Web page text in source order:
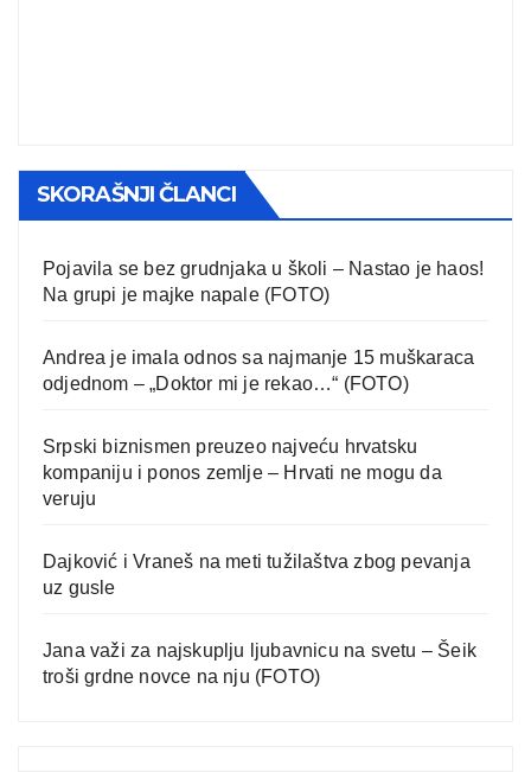
SKORAŠNJI ČLANCI
Pojavila se bez grudnjaka u školi – Nastao je haos!
Na grupi je majke napale (FOTO)
Andrea je imala odnos sa najmanje 15 muškaraca
odjednom – „Doktor mi je rekao…“ (FOTO)
Srpski biznismen preuzeo najveću hrvatsku
kompaniju i ponos zemlje – Hrvati ne mogu da
veruju
Dajković i Vraneš na meti tužilaštva zbog pevanja
uz gusle
Jana važi za najskuplju ljubavnicu na svetu – Šeik
troši grdne novce na nju (FOTO)